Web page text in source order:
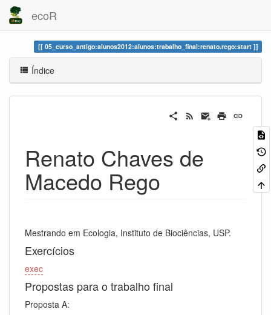
ecoR
05_curso_antigo:alunos2012:alunos:trabalho_final:renato.rego:start
Índice
Renato Chaves de
Macedo Rego
Mestrando em Ecologia, Instituto de Biociências, USP.
Exercícios
exec
Propostas para o trabalho final
Proposta A: